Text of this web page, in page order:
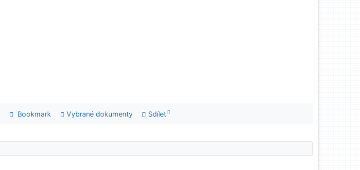
Bookmark Vybrané dokumenty Sdílet